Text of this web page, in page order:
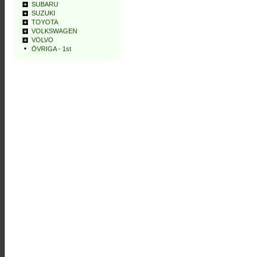
SUBARU
SUZUKI
TOYOTA
VOLKSWAGEN
VOLVO
ÖVRIGA - 1st